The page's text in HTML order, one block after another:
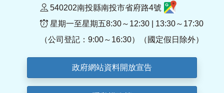
540202南投縣南投市省府路4號
星期一至星期五8:30～12:30 | 13:30～17:30
（公司登記：9:00～16:30）（國定假日除外）
政府網站資料開放宣告